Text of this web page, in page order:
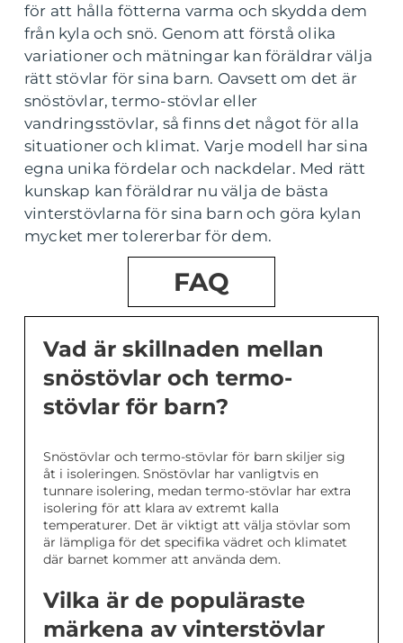
för att hålla fötterna varma och skydda dem
från kyla och snö. Genom att förstå olika
variationer och mätningar kan föräldrar välja
rätt stövlar för sina barn. Oavsett om det är
snöstövlar, termo-stövlar eller
vandringsstövlar, så finns det något för alla
situationer och klimat. Varje modell har sina
egna unika fördelar och nackdelar. Med rätt
kunskap kan föräldrar nu välja de bästa
vinterstövlarna för sina barn och göra kylan
mycket mer tolererbar för dem.
FAQ
Vad är skillnaden mellan
snöstövlar och termo-
stövlar för barn?
Snöstövlar och termo-stövlar för barn skiljer sig
åt i isoleringen. Snöstövlar har vanligtvis en
tunnare isolering, medan termo-stövlar har extra
isolering för att klara av extremt kalla
temperaturer. Det är viktigt att välja stövlar som
är lämpliga för det specifika vädret och klimatet
där barnet kommer att använda dem.
Vilka är de populäraste
märkena av vinterstövlar